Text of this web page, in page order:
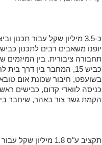
כ-3.5 מיליון שקל עבור
יופנו משאבים רבים לתכנון
תחבורה ציבורית. בין
כביש 15, המחבר בין דרך
כניסה לוואדי קדום, כבישים
הקמת גשר צור באהר, שיחבר
תקציב ע"ס 1.8